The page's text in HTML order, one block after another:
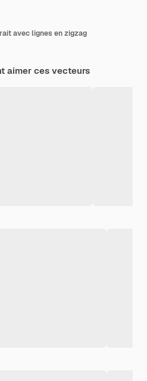
avec lignes en zigzag
aimer ces vecteurs